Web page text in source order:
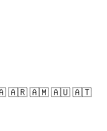
🇦🇷 🇦🇲 🇦🇺 🇦🇹